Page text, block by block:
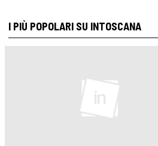
I PIÙ POPOLARI SU INTOSCANA